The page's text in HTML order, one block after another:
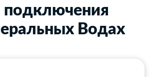
подключения
Водах